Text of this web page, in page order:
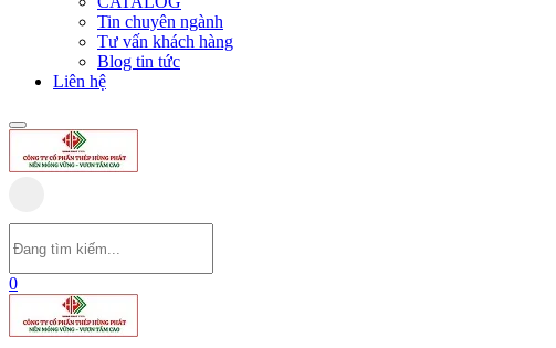
Tin chuyên ngành
Tư vấn khách hàng
Blog tin tức
Liên hệ
0